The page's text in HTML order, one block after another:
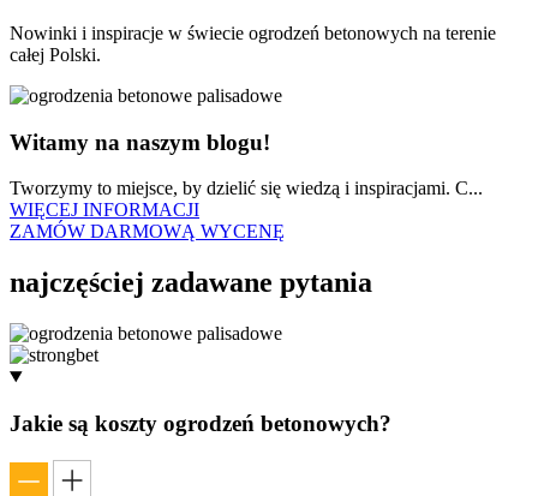
Nowinki i inspiracje w świecie ogrodzeń betonowych na terenie
całej Polski.
Witamy na naszym blogu!
Tworzymy to miejsce, by dzielić się wiedzą i inspiracjami. C...
WIĘCEJ INFORMACJI
ZAMÓW DARMOWĄ WYCENĘ
najczęściej zadawane pytania
Jakie są koszty ogrodzeń betonowych?